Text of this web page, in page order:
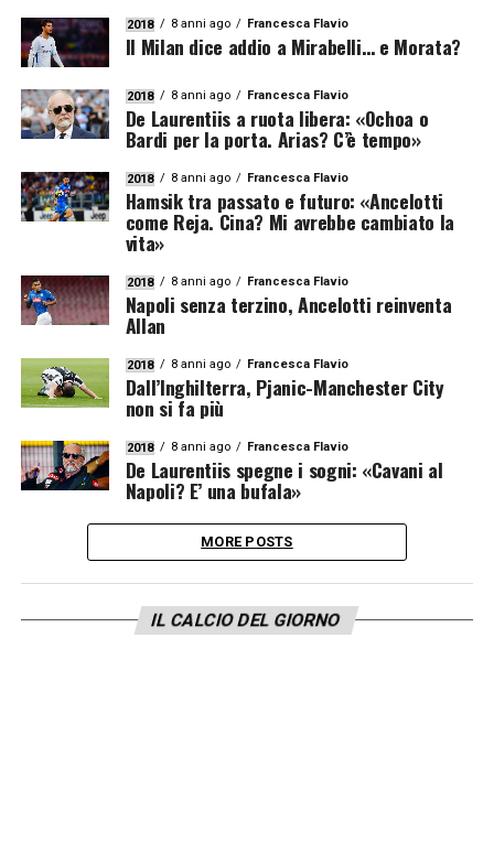
2018 8 anni ago Francesca Flavio
Il Milan dice addio a Mirabelli… e Morata?
2018 8 anni ago Francesca Flavio
De Laurentiis a ruota libera: «Ochoa o
Bardi per la porta. Arias? C’è tempo»
2018 8 anni ago Francesca Flavio
Hamsik tra passato e futuro: «Ancelotti
come Reja. Cina? Mi avrebbe cambiato la
vita»
2018 8 anni ago Francesca Flavio
Napoli senza terzino, Ancelotti reinventa
Allan
2018 8 anni ago Francesca Flavio
Dall’Inghilterra, Pjanic-Manchester City
non si fa più
2018 8 anni ago Francesca Flavio
De Laurentiis spegne i sogni: «Cavani al
Napoli? E’ una bufala»
MORE POSTS
IL CALCIO DEL GIORNO